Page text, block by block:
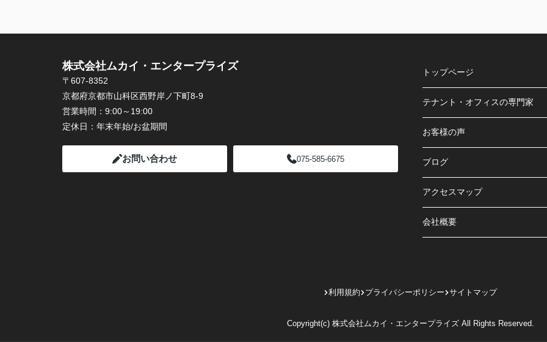
株式会社ムカイ・エンタープライズ
〒607-8352
京都府京都市山科区西野岸ノ下町8-9
営業時間： 9:00～19:00
定休日： 年末年始/お盆期間
お問い合わせ 075-585-6675
トップページ
テナント・オフィスの専門家
お客様の声
ブログ
アクセスマップ
会社概要
利用規約 プライバシーポリシー サイトマップ
Copyright(c) 株式会社ムカイ・エンタープライズ All Rights Reserved.